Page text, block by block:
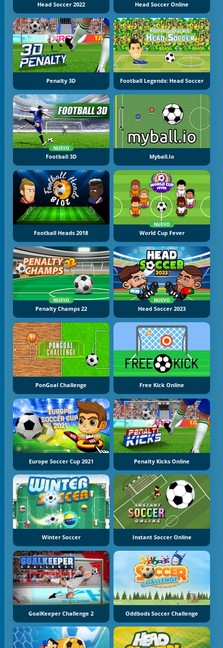
Head Soccer 2022 Head Soccer Online
Penalty 3D Football Legends: Head Soccer
NUEVO
Football 3D Myball.io
Football Heads 2018
NUEVO
World Cup Fever
NUEVO
Penalty Champs 22
NUEVO
Head Soccer 2023
PonGoal Challenge Free Kick Online
Europe Soccer Cup 2021 Penalty Kicks Online
Winter Soccer Instant Soccer Online
GoalKeeper Challenge 2 Oddbods Soccer Challenge